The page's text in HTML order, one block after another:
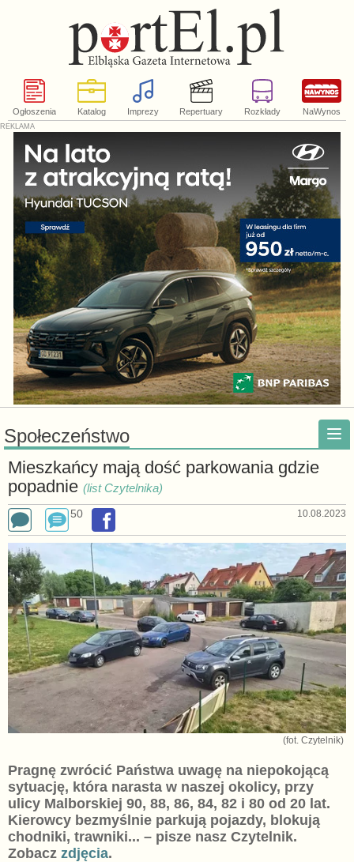
Ogłoszenia Katalog Imprezy Repertuary Rozkłady NaWynos
Społeczeństwo
Mieszkańcy mają dość parkowania gdzie
popadnie (list Czytelnika)
50 10.08.2023
(fot. Czytelnik)
Pragnę zwrócić Państwa uwagę na niepokojącą
sytuację, która narasta w naszej okolicy, przy
ulicy Malborskiej 90, 88, 86, 84, 82 i 80 od 20 lat.
Kierowcy bezmyślnie parkują pojazdy, blokują
chodniki, trawniki... – pisze nasz Czytelnik.
Zobacz zdjęcia.